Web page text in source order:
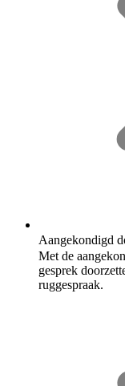
Aangekondigd
Met de
gesprek
ruggespraak.